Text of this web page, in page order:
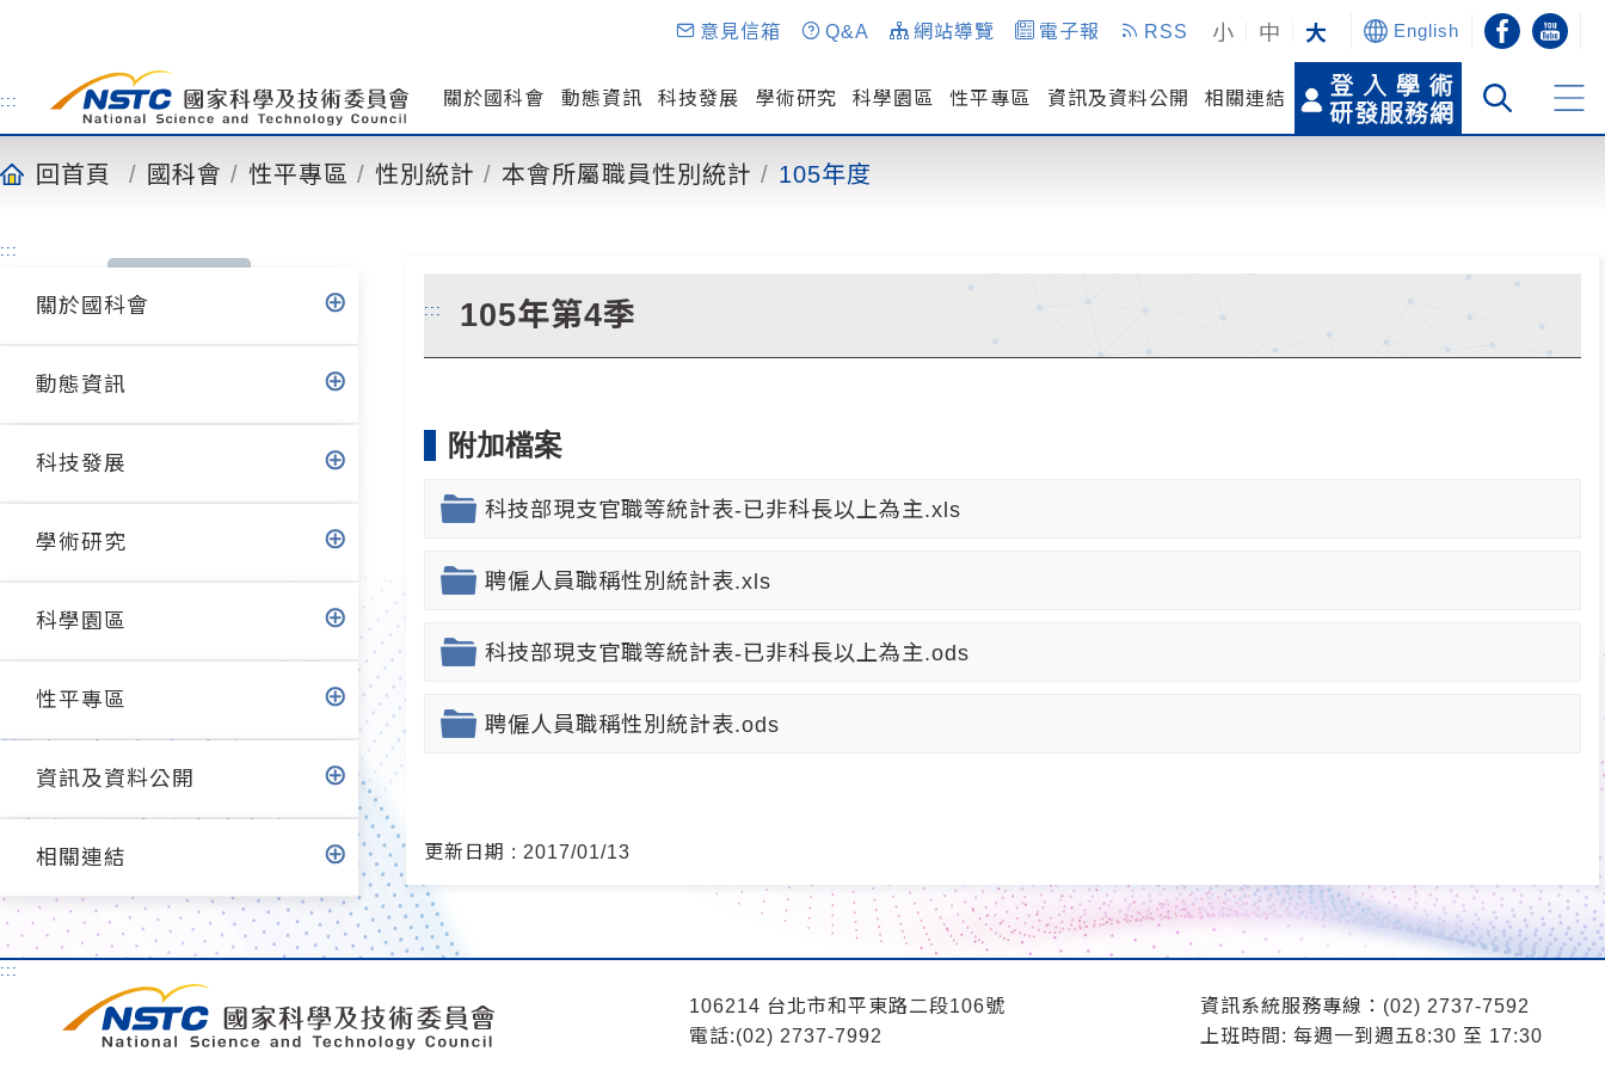
內
意見信箱 Q&A 網站導覽 電子報 RSS 小 中 大 English
::: 關於國科會 動態資訊 科技發展 學術研究 科學園區 性平專區 資訊及資料公開 相關連結
回首頁 國科會 性平專區 性別統計 本會所屬職員性別統計 105年度
:::
關於國科會
動態資訊
科技發展
學術研究
科學園區
性平專區
資訊及資料公開
相關連結
::: 105年第4季
附加檔案
科技部現支官職等統計表-已非科長以上為主.xls
聘僱人員職稱性別統計表.xls
科技部現支官職等統計表-已非科長以上為主.ods
聘僱人員職稱性別統計表.ods
更新日期 : 2017/01/13
:::
106214 台北市和平東路二段106號
電話:(02) 2737-7992
資訊系統服務專線：(02) 2737-7592
上班時間: 每週一到週五8:30 至 17:30